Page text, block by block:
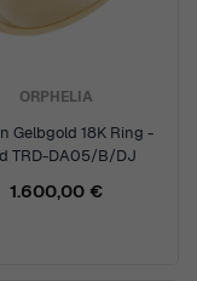
ORPHELIA
Gelbgold 18K Ring -
TRD-DA05/B/DJ
1.600,00 €